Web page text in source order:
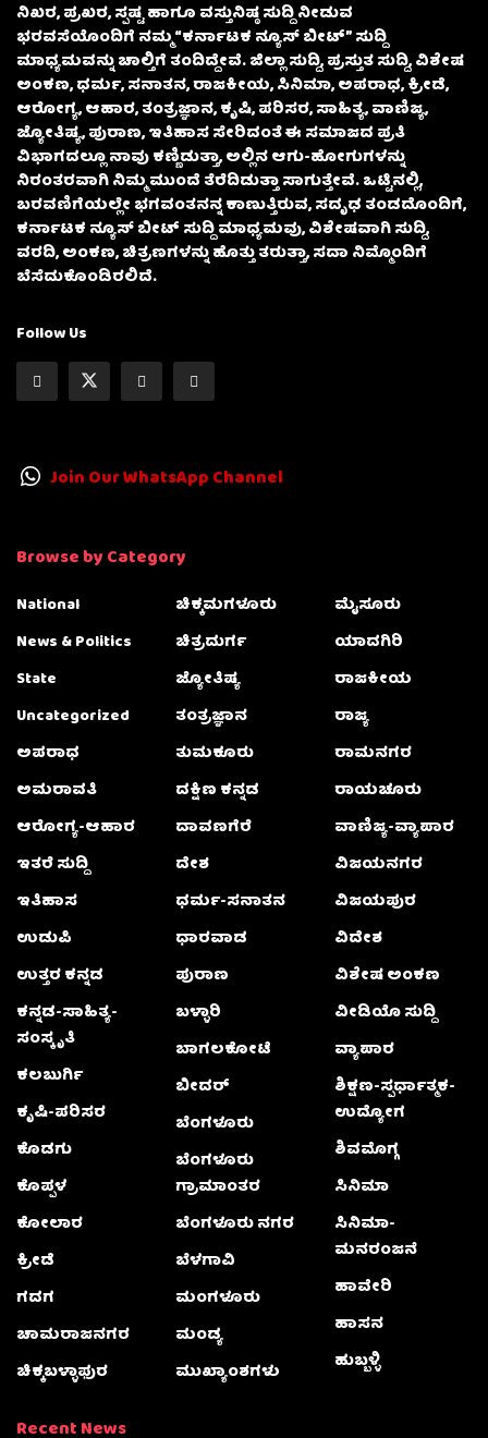
ನಿಖರ, ಪ್ರಖರ, ಸ್ಪಷ್ಟ ಹಾಗೂ ವಸ್ತುನಿಷ್ಠ ಸುದ್ದಿ ನೀಡುವ
ಭರವಸೆಯೊಂದಿಗೆ ನಮ್ಮ “ಕರ್ನಾಟಕ ನ್ಯೂಸ್ ಬೀಟ್” ಸುದ್ದಿ
ಮಾಧ್ಯಮವನ್ನು ಚಾಲ್ತಿಗೆ ತಂದಿದ್ದೇವೆ. ಜಿಲ್ಲಾ ಸುದ್ದಿ, ಪ್ರಸ್ತುತ ಸುದ್ದಿ, ವಿಶೇಷ
ಅಂಕಣ, ಧರ್ಮ, ಸನಾತನ, ರಾಜಕೀಯ, ಸಿನಿಮಾ, ಅಪರಾಧ, ಕ್ರೀಡೆ,
ಆರೋಗ್ಯ, ಆಹಾರ, ತಂತ್ರಜ್ಞಾನ, ಕೃಷಿ, ಪರಿಸರ, ಸಾಹಿತ್ಯ, ವಾಣಿಜ್ಯ,
ಜ್ಯೋತಿಷ್ಯ, ಪುರಾಣ, ಇತಿಹಾಸ ಸೇರಿದಂತೆ ಈ ಸಮಾಜದ ಪ್ರತಿ
ವಿಭಾಗದಲ್ಲೂ ನಾವು ಕಣ್ಣಿಡುತ್ತಾ, ಅಲ್ಲಿನ ಆಗು-ಹೋಗುಗಳನ್ನು
ನಿರಂತರವಾಗಿ ನಿಮ್ಮ ಮುಂದೆ ತೆರೆದಿಡುತ್ತಾ ಸಾಗುತ್ತೇವೆ. ಒಟ್ಟಿನಲ್ಲಿ,
ಬರವಣಿಗೆಯಲ್ಲೇ ಭಗವಂತನನ್ನ ಕಾಣುತ್ತಿರುವ, ಸದೃಢ ತಂಡದೊಂದಿಗೆ,
ಕರ್ನಾಟಕ ನ್ಯೂಸ್ ಬೀಟ್ ಸುದ್ದಿ ಮಾಧ್ಯಮವು, ವಿಶೇಷವಾಗಿ ಸುದ್ದಿ,
ವರದಿ, ಅಂಕಣ, ಚಿತ್ರಣಗಳನ್ನು ಹೊತ್ತು ತರುತ್ತಾ, ಸದಾ ನಿಮ್ಮೊಂದಿಗೆ
ಬೆಸೆದುಕೊಂಡಿರಲಿದೆ.
Follow Us
Join Our WhatsApp Channel
Browse by Category
National
News & Politics
State
Uncategorized
ಅಪರಾಧ
ಅಮರಾವತಿ
ಆರೋಗ್ಯ-ಆಹಾರ
ಇತರೆ ಸುದ್ದಿ
ಇತಿಹಾಸ
ಉಡುಪಿ
ಉತ್ತರ ಕನ್ನಡ
ಕನ್ನಡ-ಸಾಹಿತ್ಯ-
ಸಂಸ್ಕೃತಿ
ಕಲಬುರ್ಗಿ
ಕೃಷಿ-ಪರಿಸರ
ಕೊಡಗು
ಕೊಪ್ಪಳ
ಕೋಲಾರ
ಕ್ರೀಡೆ
ಗದಗ
ಚಾಮರಾಜನಗರ
ಚಿಕ್ಕಬಳ್ಳಾಫುರ
ಚಿಕ್ಕಮಗಳೂರು
ಚಿತ್ರದುರ್ಗ
ಜ್ಯೋತಿಷ್ಯ
ತಂತ್ರಜ್ಞಾನ
ತುಮಕೂರು
ದಕ್ಷಿಣ ಕನ್ನಡ
ದಾವಣಗೆರೆ
ದೇಶ
ಧರ್ಮ-ಸನಾತನ
ಧಾರವಾಡ
ಪುರಾಣ
ಬಳ್ಳಾರಿ
ಬಾಗಲಕೋಟೆ
ಬೀದರ್
ಬೆಂಗಳೂರು
ಬೆಂಗಳೂರು
ಗ್ರಾಮಾಂತರ
ಬೆಂಗಳೂರು ನಗರ
ಬೆಳಗಾವಿ
ಮಂಗಳೂರು
ಮಂಡ್ಯ
ಮುಖ್ಯಾಂಶಗಳು
ಮೈಸೂರು
ಯಾದಗಿರಿ
ರಾಜಕೀಯ
ರಾಜ್ಯ
ರಾಮನಗರ
ರಾಯಚೂರು
ವಾಣಿಜ್ಯ-ವ್ಯಾಪಾರ
ವಿಜಯನಗರ
ವಿಜಯಪುರ
ವಿದೇಶ
ವಿಶೇಷ ಅಂಕಣ
ವೀಡಿಯೊ ಸುದ್ದಿ
ವ್ಯಾಪಾರ
ಶಿಕ್ಷಣ-ಸ್ಪರ್ಧಾತ್ಮಕ-
ಉದ್ಯೋಗ
ಶಿವಮೊಗ್ಗ
ಸಿನಿಮಾ
ಸಿನಿಮಾ-
ಮನರಂಜನೆ
ಹಾವೇರಿ
ಹಾಸನ
ಹುಬ್ಬಳ್ಳಿ
Recent News